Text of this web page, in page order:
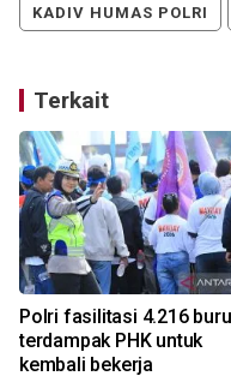
KADIV HUMAS POLRI
Terkait
Polri fasilitasi 4.216
terdampak PHK untuk
kembali bekerja